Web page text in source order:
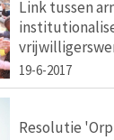
Link tussen
19-6-2017
Resolutie